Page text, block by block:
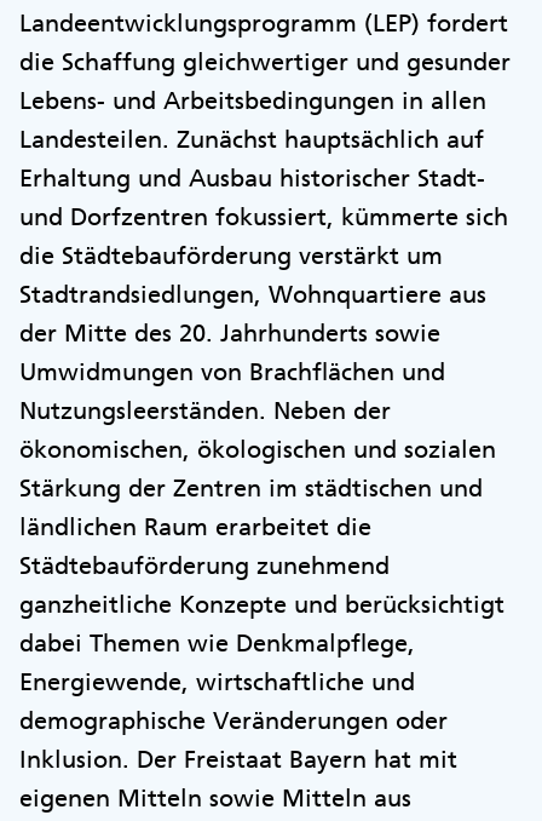
Landeentwicklungsprogramm (LEP) fordert
die Schaffung gleichwertiger und gesunder
Lebens- und Arbeitsbedingungen in allen
Landesteilen. Zunächst hauptsächlich auf
Erhaltung und Ausbau historischer Stadt-
und Dorfzentren fokussiert, kümmerte sich
die Städtebauförderung verstärkt um
Stadtrandsiedlungen, Wohnquartiere aus
der Mitte des 20. Jahrhunderts sowie
Umwidmungen von Brachflächen und
Nutzungsleerständen. Neben der
ökonomischen, ökologischen und sozialen
Stärkung der Zentren im städtischen und
ländlichen Raum erarbeitet die
Städtebauförderung zunehmend
ganzheitliche Konzepte und berücksichtigt
dabei Themen wie Denkmalpflege,
Energiewende, wirtschaftliche und
demographische Veränderungen oder
Inklusion. Der Freistaat Bayern hat mit
eigenen Mitteln sowie Mitteln aus